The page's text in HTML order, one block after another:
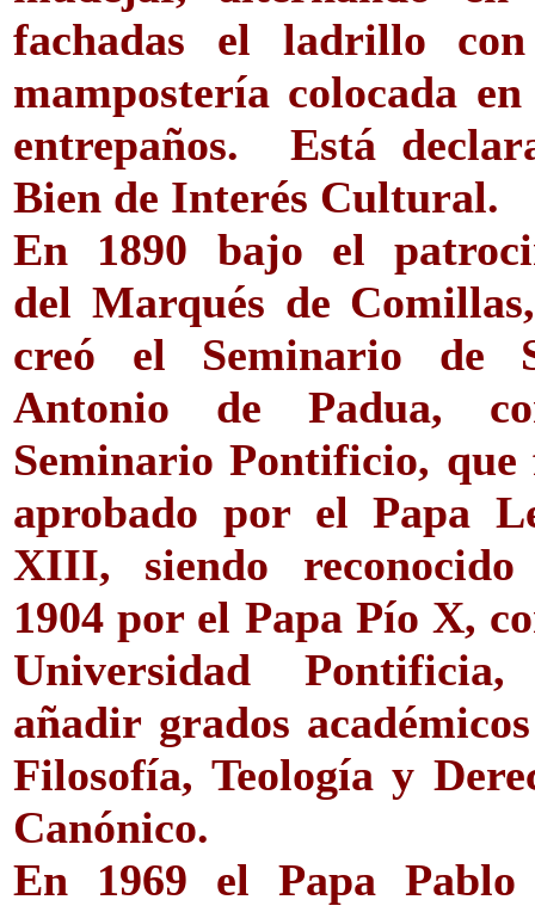
fachadas el ladrillo
mampostería colocada en
entrepaños. Está
Bien de Interés Cultural.
En 1890 bajo el
del Marqués de
creó el Seminario de
Antonio de Padua,
Seminario Pontificio, que
aprobado por el Papa
XIII, siendo reconocido
1904 por el Papa Pío X,
Universidad
añadir grados
Filosofía, Teología y
Canónico.
En 1969 el Papa